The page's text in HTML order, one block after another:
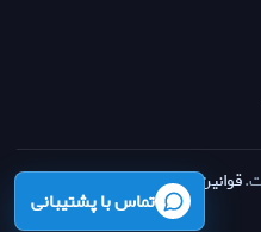
قوانین بازگشت وجه·حریم
تماس با پشتیبانی